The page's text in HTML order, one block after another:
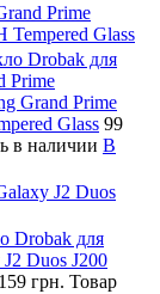
Prime
Tempered Glass
Drobak для
Prime
Grand Prime
Glass 99
в наличии В
J2 Duos
Drobak для
Duos J200
159 грн. Товар